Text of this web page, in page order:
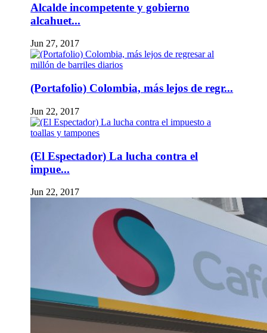
Alcalde incompetente y gobierno
alcahuet...
Jun 27, 2017
(Portafolio) Colombia, más lejos de regr...
Jun 22, 2017
(El Espectador) La lucha contra el
impue...
Jun 22, 2017